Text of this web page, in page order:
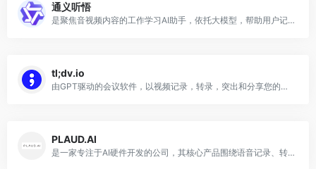
通义听悟
是聚焦音视频内容的工作学习AI助手，依托大模型，帮助用户记录、整理和分析音视频内容，体验用大模型做音视频笔记、整理会议记录
tl;dv.io
由GPT驱动的会议软件，以视频记录，转录，突出和分享您的在线会议。
PLAUD.AI
是一家专注于AI硬件开发的公司，其核心产品围绕语音记录、转录及智能分析展开，旨在通过AI技术提升用户生产力